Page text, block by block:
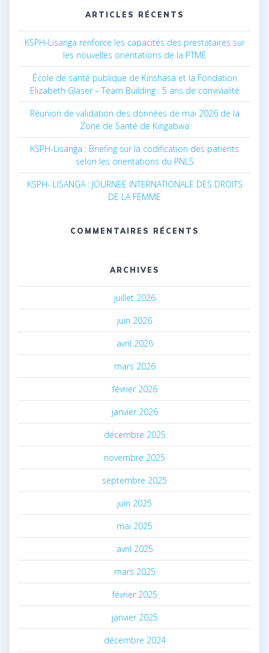
ARTICLES RÉCENTS
KSPH-Lisanga renforce les capacités des prestataires sur
les nouvelles orientations de la PTME
École de santé publique de Kinshasa et la Fondation
Elizabeth Glaser – Team Building : 5 ans de convivialité
Réunion de validation des données de mai 2026 de la
Zone de Santé de Kingabwa
KSPH-Lisanga : Briefing sur la codification des patients
selon les orientations du PNLS
KSPH- LISANGA : JOURNEE INTERNATIONALE DES DROITS
DE LA FEMME
COMMENTAIRES RÉCENTS
ARCHIVES
juillet 2026
juin 2026
avril 2026
mars 2026
février 2026
janvier 2026
décembre 2025
novembre 2025
septembre 2025
juin 2025
mai 2025
avril 2025
mars 2025
février 2025
janvier 2025
décembre 2024